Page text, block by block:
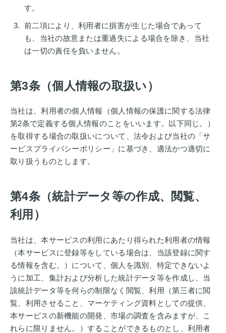
す。
前二項により、利用者に損害が生じた場合であって
も、当社の故意または重過失による場合を除き、当社
は一切の責任を負いません。
第3条（個人情報の取扱い）
当社は、利用者の個人情報（個人情報の保護に関する法律
第2条で定義する個人情報のことをいいます。以下同じ。）
を取得する場合の取扱いについて、法令および当社の「サ
ービスプライバシーポリシー」に基づき、適法かつ適切に
取り扱うものとします。
第4条（統計データ等の作成、閲覧、
利用）
当社は、本サービスの利用にあたり得られた利用者の情報
（本サービスに登録等をしている場合は、当該登録に関す
る情報を含む。）について、個人を識別、特定できないよ
うに加工、集計および分析した統計データ等を作成し、当
該統計データ等を何らの制限なく閲覧、利用（第三者に閲
覧、利用させること、マーケティング資料としての提供、
本サービスの新機能の開発、市場の調査を含みますが、こ
れらに限りません。）することができるものとし、利用者